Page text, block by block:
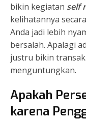
bikin kegiatan self
kelihatannya
Anda jadi lebih
bersalah. Apalagi
justru bikin
menguntungkan.
Apakah
karena